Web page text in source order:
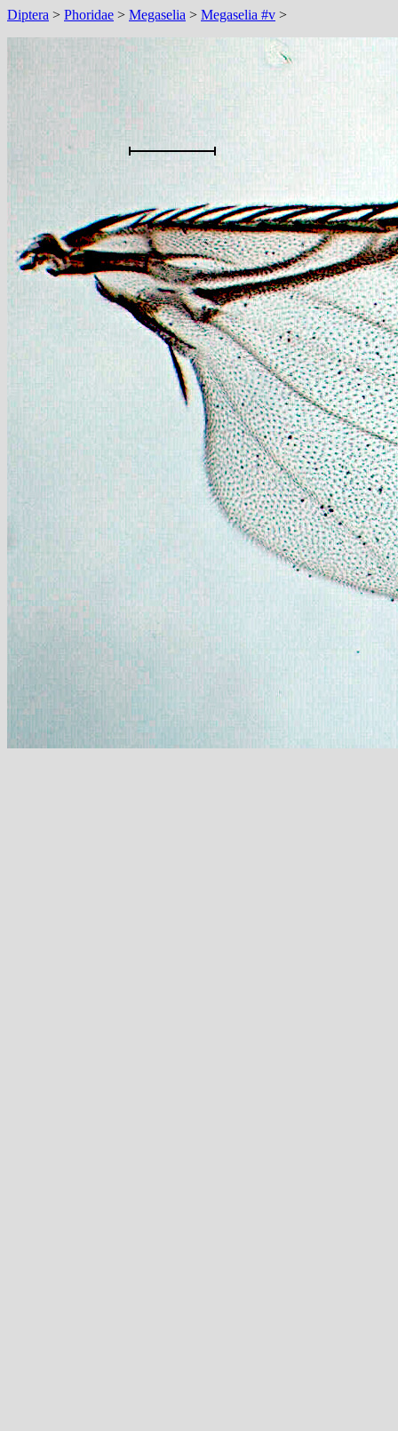
Diptera > Phoridae > Megaselia > Megaselia #v >